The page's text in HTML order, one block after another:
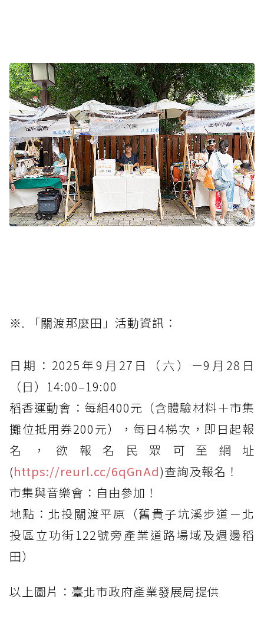
※. 「關渡那麼田」活動資訊：
日期：2025年9月27日（六）－9月28日
（日）14:00–19:00
稻香運動會：每組400元（含體驗材料＋市集
攤位抵用券200元），每日4梯次，即日起報
名，欲報名民眾可至網址
(https://reurl.cc/6qGnAd)查詢及報名！
市集與音樂會：自由參加！
地點：北投關渡平原（舊貴子坑溪步道－北
投區立功街122號旁產業道路場域及週邊稻
田）
以上圖片：臺北市政府產業發展局提供